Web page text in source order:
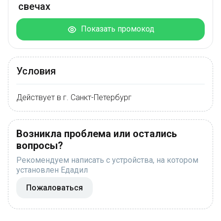
свечах
Показать промокод
Условия
Действует в г. Санкт-Петербург
Возникла проблема или остались
вопросы?
Рекомендуем написать с устройства, на котором
установлен Едадил
Пожаловаться